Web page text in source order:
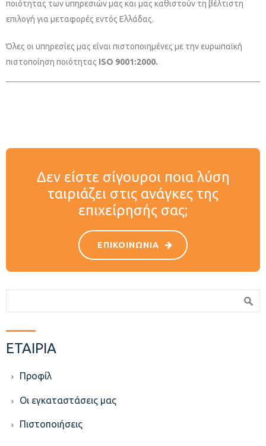
ποιότητας των υπηρεσιών μας και μας καθιστούν τη βέλτιστη
επιλογή για μεταφορές εντός Ελλάδας.
Όλες οι υπηρεσίες μας είναι πιστοποιημένες με την ευρωπαϊκή
πιστοποίηση ποιότητας ISO 9001:2000.
Δεν είστε σίγουροι ποια λύση
ταιριάζει στις ανάγκες της
επιχείρησής σας;
ΕΠΙΚΟΙΝΩΝΙΑ
ΕΤΑΙΡΙΑ
Προφίλ
Οι εγκαταστάσεις μας
Πιστοποιήσεις